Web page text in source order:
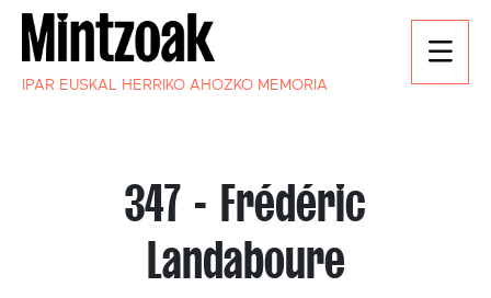
IPAR EUSKAL HERRIKO AHOZKO MEMORIA
347 - Frédéric
Landaboure